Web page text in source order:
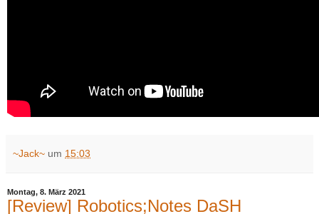
~Jack~ um 15:03
Montag, 8. März 2021
[Review] Robotics;Notes DaSH